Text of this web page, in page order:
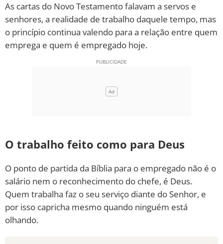
ESBOÇOS DE PREGAÇÃO
TEMAS
LOJA BÍBLIAON
As cartas do Novo Testamento falavam a servos e
senhores, a realidade de trabalho daquele tempo, mas
o princípio continua valendo para a relação entre quem
emprega e quem é empregado hoje.
O trabalho feito como para Deus
O ponto de partida da Bíblia para o empregado não é o
salário nem o reconhecimento do chefe, é Deus.
Quem trabalha faz o seu serviço diante do Senhor, e
por isso capricha mesmo quando ninguém está
olhando.